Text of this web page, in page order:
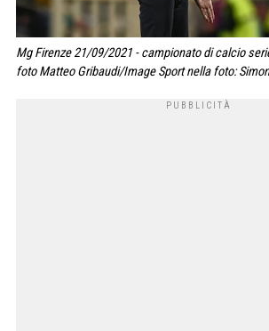
Mg Firenze 21/09/2021 - campionato di calcio
foto Matteo Gribaudi/Image Sport nella foto: